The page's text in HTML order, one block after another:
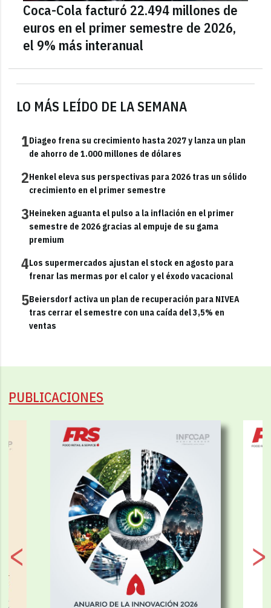
LO MÁS LEÍDO DE LA SEMANA
1Diageo frena su crecimiento hasta 2027 y lanza un plan
de ahorro de 1.000 millones de dólares
2Henkel eleva sus perspectivas para 2026 tras un sólido
crecimiento en el primer semestre
3Heineken aguanta el pulso a la inflación en el primer
semestre de 2026 gracias al empuje de su gama
premium
4Los supermercados ajustan el stock en agosto para
frenar las mermas por el calor y el éxodo vacacional
5Beiersdorf activa un plan de recuperación para NIVEA
tras cerrar el semestre con una caída del 3,5% en
ventas
Coca-Cola facturó 22.494 millones de
euros en el primer semestre de 2026,
el 9% más interanual
PUBLICACIONES